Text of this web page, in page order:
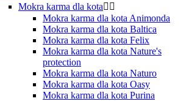
Mokra karma dla kota 
Mokra karma dla kota Animonda
Mokra karma dla kota Baltica
Mokra karma dla kota Felix
Mokra karma dla kota Nature's
protection
Mokra karma dla kota Naturo
Mokra karma dla kota Oasy
Mokra karma dla kota Purina